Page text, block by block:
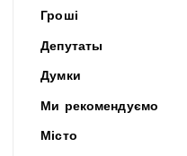
Гроші
Депутаты
Думки
Ми рекомендуємо
Місто